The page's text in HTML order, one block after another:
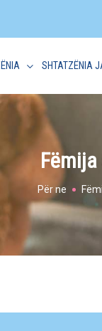
SHTATZËNIA
Për ne